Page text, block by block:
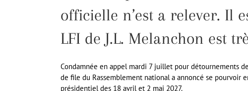
officielle n’est a relever. Il
LFI de J.L. Melanchon est
Condamnée en appel mardi 7 juillet pour détournements
de file du Rassemblement national a annoncé se pourvoir
présidentiel des 18 avril et 2 mai 2027.